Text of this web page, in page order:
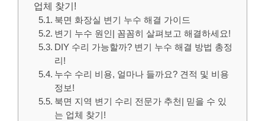
업체 찾기!
북면 화장실 변기 누수 해결 가이드
변기 누수 원인| 꼼꼼히 살펴보고 해결하세요!
DIY 수리 가능할까? 변기 누수 해결 방법 총정
리!
누수 수리 비용, 얼마나 들까요? 견적 및 비용
정보!
북면 지역 변기 수리 전문가 추천| 믿을 수 있
는 업체 찾기!